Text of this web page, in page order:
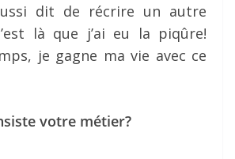
dit de récrire un autre
là que j’ai eu la piqûre!
je gagne ma vie avec ce
votre métier?